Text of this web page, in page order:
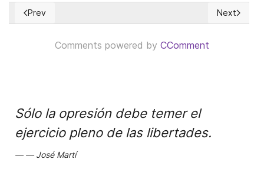
Previous article: La Riqueza salva Vidas
Prev Next
Next
Comments powered by CComment
Sólo la opresión debe temer el
ejercicio pleno de las libertades.
José Martí